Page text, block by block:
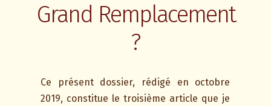
Grand Remplacement
?
Ce présent dossier, rédigé en octobre
2019, constitue le troisième article que je